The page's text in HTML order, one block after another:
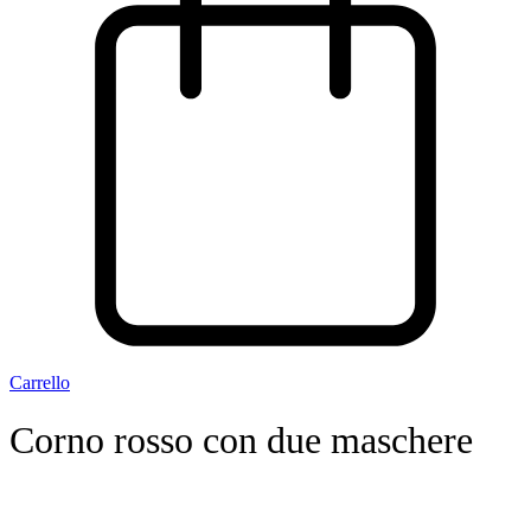
Carrello
Corno rosso con due maschere